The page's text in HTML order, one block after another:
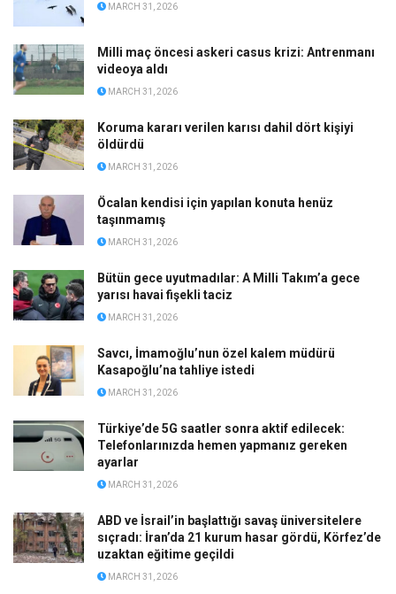
MARCH 31, 2026
Milli maç öncesi askeri casus krizi: Antrenmanı
videoya aldı
MARCH 31, 2026
Koruma kararı verilen karısı dahil dört kişiyi
öldürdü
MARCH 31, 2026
Öcalan kendisi için yapılan konuta henüz
taşınmamış
MARCH 31, 2026
Bütün gece uyutmadılar: A Milli Takım’a gece
yarısı havai fişekli taciz
MARCH 31, 2026
Savcı, İmamoğlu’nun özel kalem müdürü
Kasapoğlu’na tahliye istedi
MARCH 31, 2026
Türkiye’de 5G saatler sonra aktif edilecek:
Telefonlarınızda hemen yapmanız gereken
ayarlar
MARCH 31, 2026
ABD ve İsrail’in başlattığı savaş üniversitelere
sıçradı: İran’da 21 kurum hasar gördü, Körfez’de
uzaktan eğitime geçildi
MARCH 31, 2026